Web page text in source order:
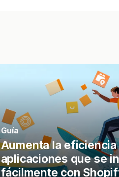
Guía
Aumenta la
aplicaciones que se
fácilmente con